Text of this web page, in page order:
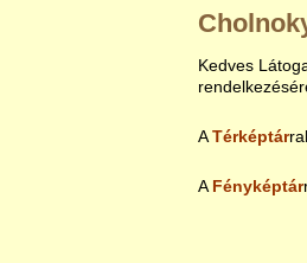
Kedves
ATérképtár
A Fényképtár